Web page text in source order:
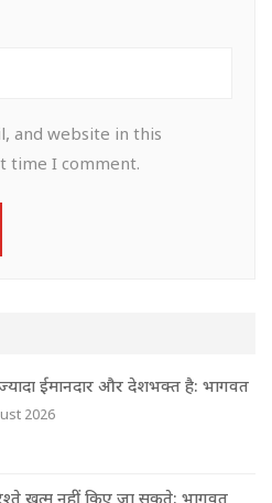
and website in this
time I comment.
ईमानदार और देशभक्त है: भागवत
2026